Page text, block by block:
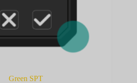
Green SPT